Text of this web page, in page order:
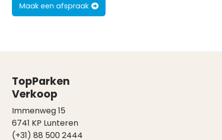
Maak een afspraak
TopParken
Verkoop
Immenweg 15
6741 KP Lunteren
(+31) 88 500 2444